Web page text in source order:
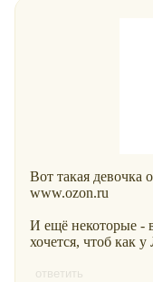
Вот такая девочка
www.ozon.ru
И ещё некоторые -
хочется, чтоб как
ответить